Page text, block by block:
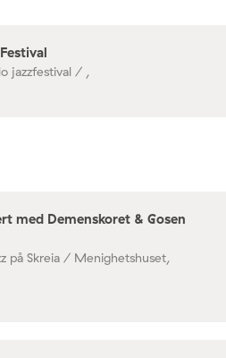
jazzfestival / ,
med Demenskoret & Gosen
på Skreia / Menighetshuset,